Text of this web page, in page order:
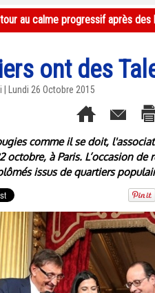
au calme progressif après
ont des
Lundi 26 Octobre 2015
comme il se doit,
octobre, à Paris. L’occasion
issus de quartiers